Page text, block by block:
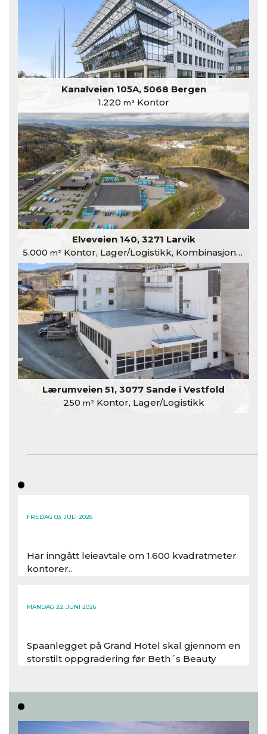
Kanalveien 105A, 5068 Bergen
1.220 m² Kontor
Elveveien 140, 3271 Larvik
5.000 m²Kontor, Lager/Logistikk, Kombinasjonslokaler
Lærumveien 51, 3077 Sande i Vestfold
250 m²Kontor, Lager/Logistikk
FREDAG 03. JULI 2026
Har inngått leieavtale om 1.600 kvadratmeter
kontorer..
MANDAG 22. JUNI 2026
Spaanlegget på Grand Hotel skal gjennom en
storstilt oppgradering før Beth´s Beauty
Les hele artikkelen